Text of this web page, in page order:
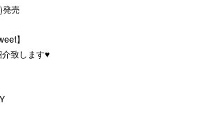
発売
】
致します♥️